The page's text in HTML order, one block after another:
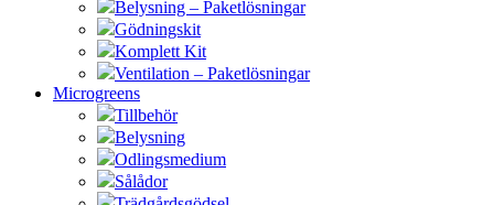
Belysning – Paketlösningar
Gödningskit
Komplett Kit
Ventilation – Paketlösningar
Microgreens
Tillbehör
Belysning
Odlingsmedium
Sålådor